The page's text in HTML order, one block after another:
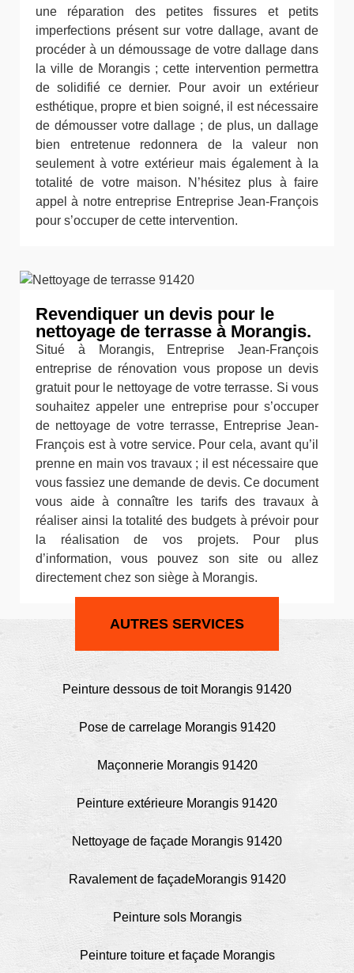
une réparation des petites fissures et petits
imperfections présent sur votre dallage, avant de
procéder à un démoussage de votre dallage dans
la ville de Morangis ; cette intervention permettra
de solidifié ce dernier. Pour avoir un extérieur
esthétique, propre et bien soigné, il est nécessaire
de démousser votre dallage ; de plus, un dallage
bien entretenue redonnera de la valeur non
seulement à votre extérieur mais également à la
totalité de votre maison. N’hésitez plus à faire
appel à notre entreprise Entreprise Jean-François
pour s’occuper de cette intervention.
Revendiquer un devis pour le
nettoyage de terrasse à Morangis.
Situé à Morangis, Entreprise Jean-François
entreprise de rénovation vous propose un devis
gratuit pour le nettoyage de votre terrasse. Si vous
souhaitez appeler une entreprise pour s’occuper
de nettoyage de votre terrasse, Entreprise Jean-
François est à votre service. Pour cela, avant qu’il
prenne en main vos travaux ; il est nécessaire que
vous fassiez une demande de devis. Ce document
vous aide à connaître les tarifs des travaux à
réaliser ainsi la totalité des budgets à prévoir pour
la réalisation de vos projets. Pour plus
d’information, vous pouvez son site ou allez
directement chez son siège à Morangis.
AUTRES SERVICES
Peinture dessous de toit Morangis 91420
Pose de carrelage Morangis 91420
Maçonnerie Morangis 91420
Peinture extérieure Morangis 91420
Nettoyage de façade Morangis 91420
Ravalement de façadeMorangis 91420
Peinture sols Morangis
Peinture toiture et façade Morangis